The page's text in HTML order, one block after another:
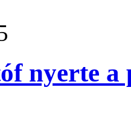
nyerte a